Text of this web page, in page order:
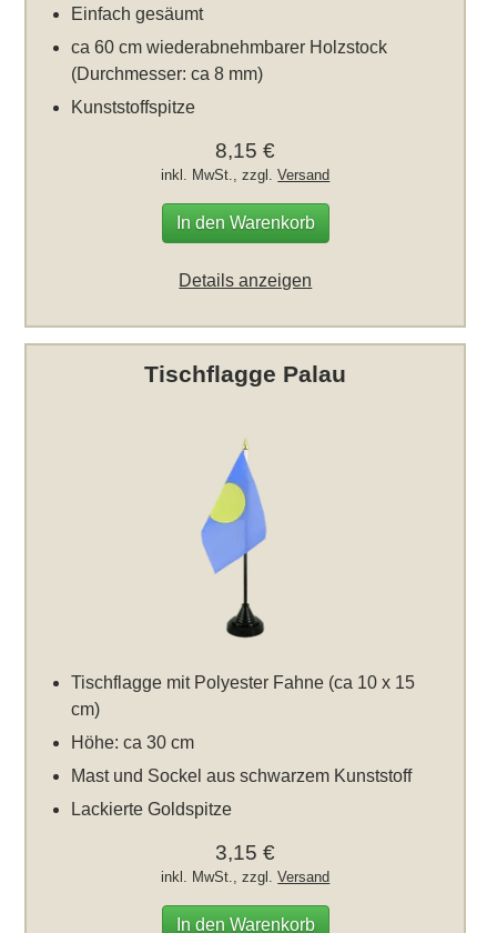
Einfach gesäumt
ca 60 cm wiederabnehmbarer Holzstock
(Durchmesser: ca 8 mm)
Kunststoffspitze
8,15 €
inkl. MwSt., zzgl.Versand
In den Warenkorb
Details anzeigen
Tischflagge Palau
Tischflagge mit Polyester Fahne (ca 10 x 15
cm)
Höhe: ca 30 cm
Mast und Sockel aus schwarzem Kunststoff
Lackierte Goldspitze
3,15 €
inkl. MwSt., zzgl.Versand
In den Warenkorb